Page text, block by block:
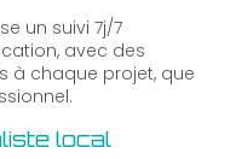
un suivi 7j/7
avec des
à chaque projet, que
local